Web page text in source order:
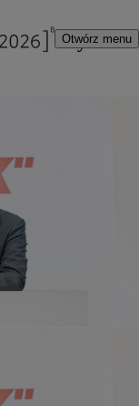
Otwórz menu
Toyota